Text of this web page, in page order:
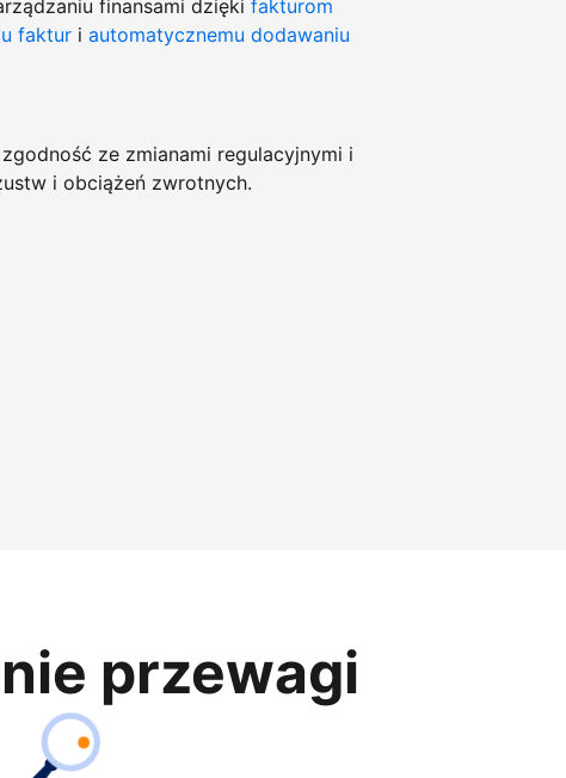
finansami dzięki fakturom
faktur i automatycznemu dodawaniu
ze zmianami regulacyjnymi i
i obciążeń zwrotnych.
przewagi